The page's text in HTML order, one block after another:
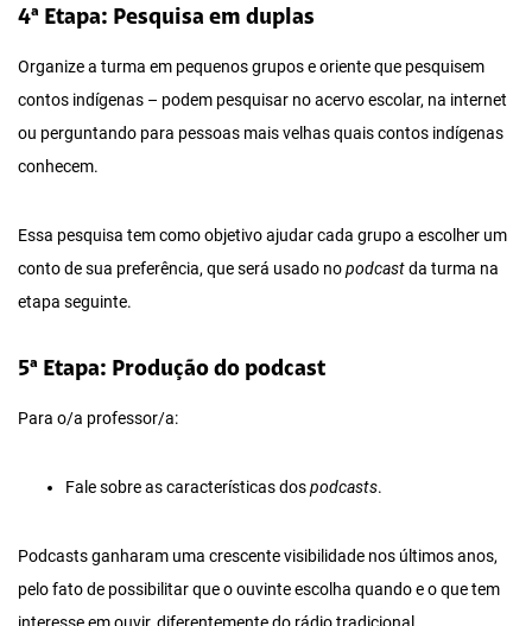
4ª Etapa: Pesquisa em duplas
Organize a turma em pequenos grupos e oriente que pesquisem
contos indígenas – podem pesquisar no acervo escolar, na internet
ou perguntando para pessoas mais velhas quais contos indígenas
conhecem.
Essa pesquisa tem como objetivo ajudar cada grupo a escolher um
conto de sua preferência, que será usado nopodcastda turma na
etapa seguinte.
5ª Etapa: Produção do podcast
Para o/a professor/a:
Fale sobre as características dospodcasts.
Podcasts ganharam uma crescente visibilidade nos últimos anos,
pelo fato de possibilitar que o ouvinte escolha quando e o que tem